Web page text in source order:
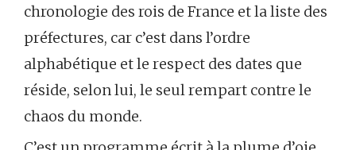
chronologie des rois de France et la liste des
préfectures, car c’est dans l’ordre
alphabétique et le respect des dates que
réside, selon lui, le seul rempart contre le
chaos du monde.